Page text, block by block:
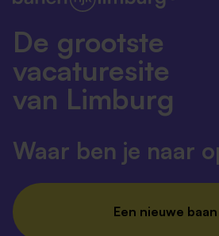
De grootste
vacaturesite
van Limburg
Waar ben je naar
Een nieuwe baan